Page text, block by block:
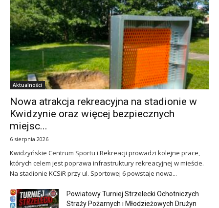
Aktualności
Nowa atrakcja rekreacyjna na stadionie w
Kwidzynie oraz więcej bezpiecznych
miejsc...
6 sierpnia 2026
Kwidzyńskie Centrum Sportu i Rekreacji prowadzi kolejne prace,
których celem jest poprawa infrastruktury rekreacyjnej w mieście.
Na stadionie KCSiR przy ul. Sportowej 6 powstaje nowa...
Powiatowy Turniej Strzelecki Ochotniczych
Straży Pożarnych i Młodzieżowych Drużyn